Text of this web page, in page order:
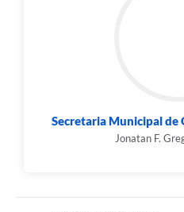
Secretaria Municipal de
Jonatan F.